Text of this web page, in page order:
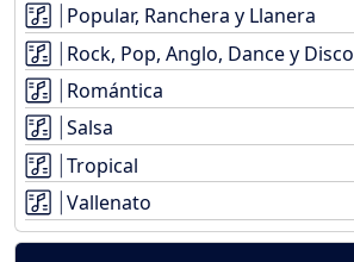
Popular, Ranchera y Llanera
Rock, Pop, Anglo, Dance y Disco
Romántica
Salsa
Tropical
Vallenato